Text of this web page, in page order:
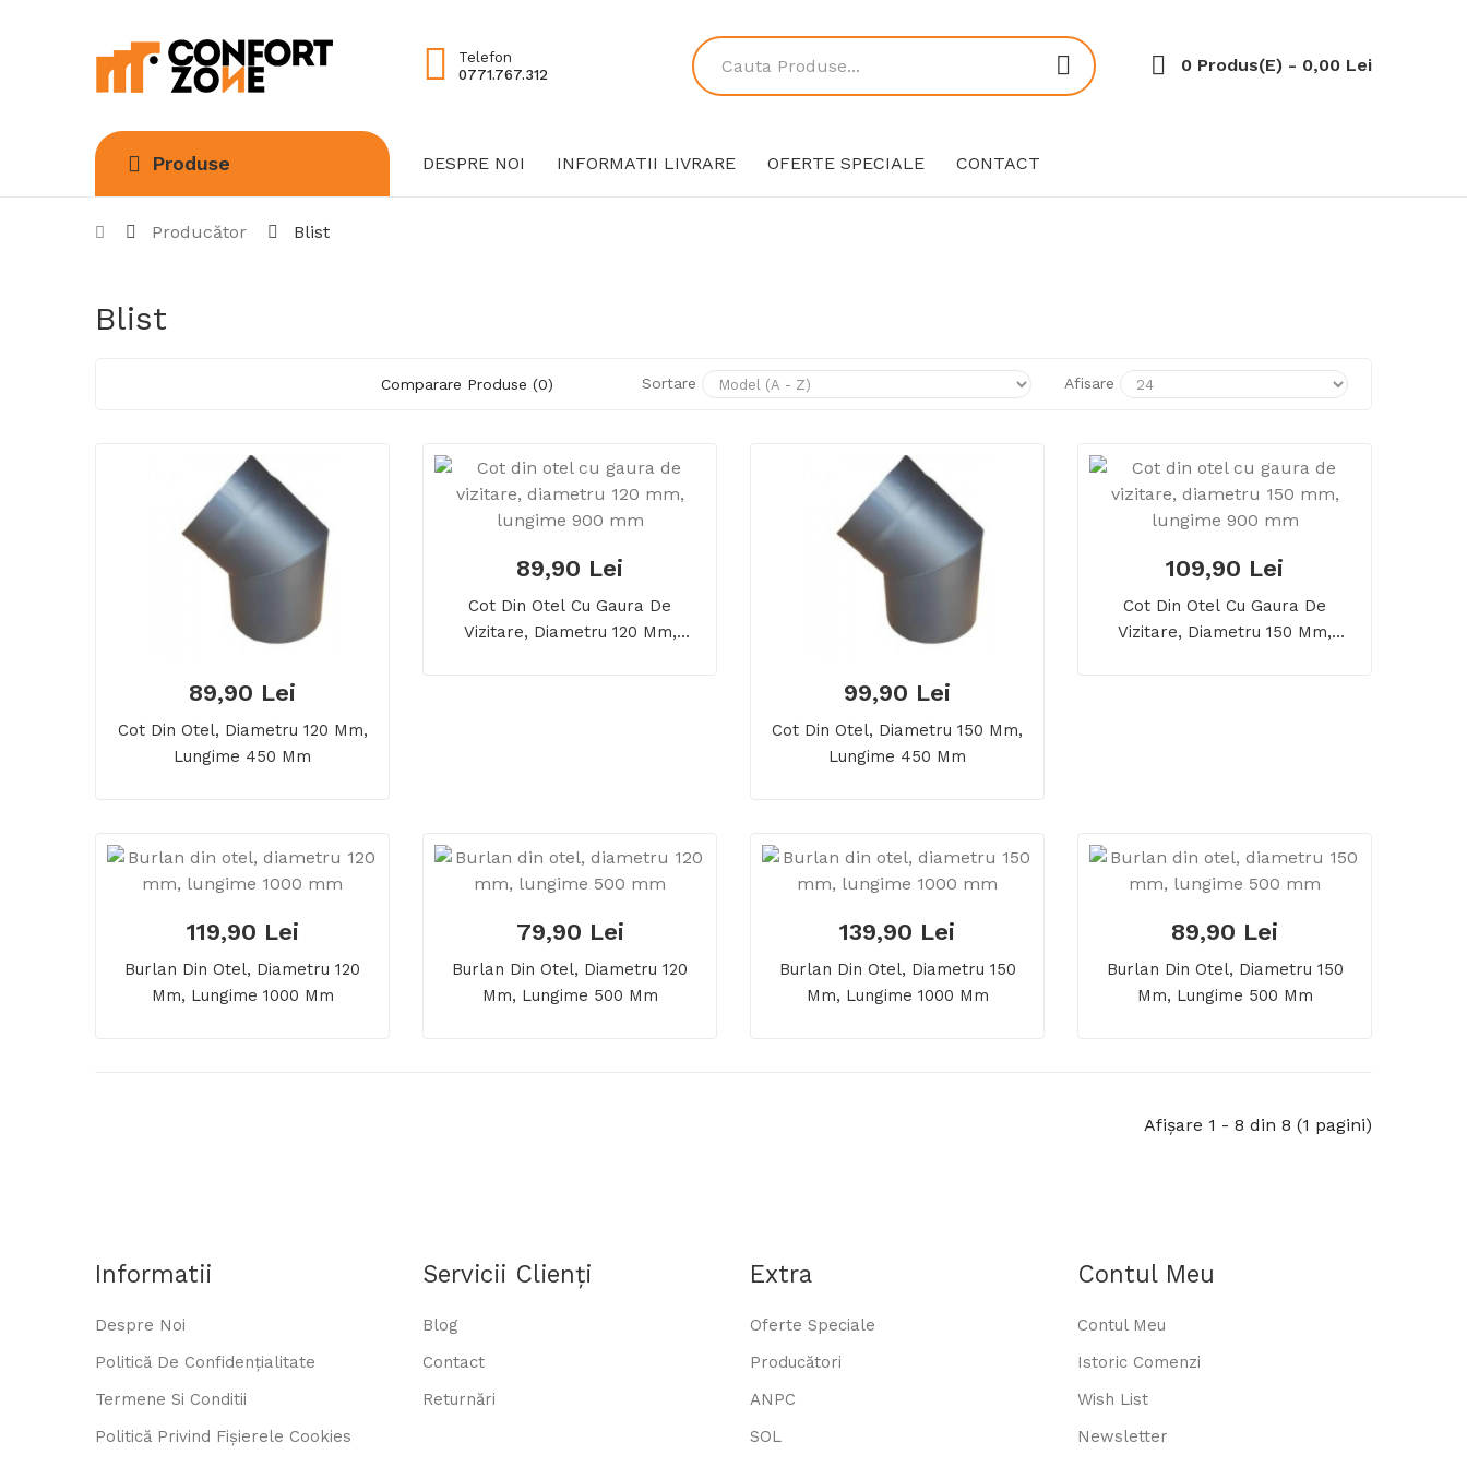
Telefon
0771.767.312
0 Produs(e) - 0,00 Lei
Produse DESPRE NOI INFORMATII LIVRARE OFERTE SPECIALE CONTACT
Producător Blist
Blist
Comparare Produse (0) Sortare Afisare
89,90 Lei
Cot Din Otel, Diametru 120 Mm,
Lungime 450 Mm
89,90 Lei
Cot Din Otel Cu Gaura De
Vizitare, Diametru 120 Mm,
99,90 Lei
Cot Din Otel, Diametru 150 Mm,
Lungime 450 Mm
109,90 Lei
Cot Din Otel Cu Gaura De
Vizitare, Diametru 150 Mm,
119,90 Lei
Burlan Din Otel, Diametru 120
Mm, Lungime 1000 Mm
79,90 Lei
Burlan Din Otel, Diametru 120
Mm, Lungime 500 Mm
139,90 Lei
Burlan Din Otel, Diametru 150
Mm, Lungime 1000 Mm
89,90 Lei
Burlan Din Otel, Diametru 150
Mm, Lungime 500 Mm
Afişare 1 - 8 din 8 (1 pagini)
Informatii
Despre Noi
Politică De Confidențialitate
Termene Si Conditii
Politică Privind Fișierele Cookies
Servicii Clienţi
Blog
Contact
Returnări
Extra
Oferte Speciale
Producători
ANPC
SOL
Contul Meu
Contul Meu
Istoric Comenzi
Wish List
Newsletter